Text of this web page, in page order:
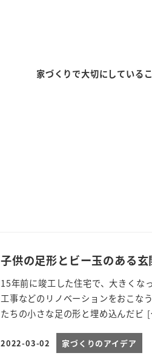
家づくりで大切にしている
子供の足形とビー玉のある玄
15年前に竣工した住宅で、大きくな
工事などのリノベーションをおこな
たちの小さな足の形と埋め込んだビ
投稿日
2022-03-02 家づくりのアイデア